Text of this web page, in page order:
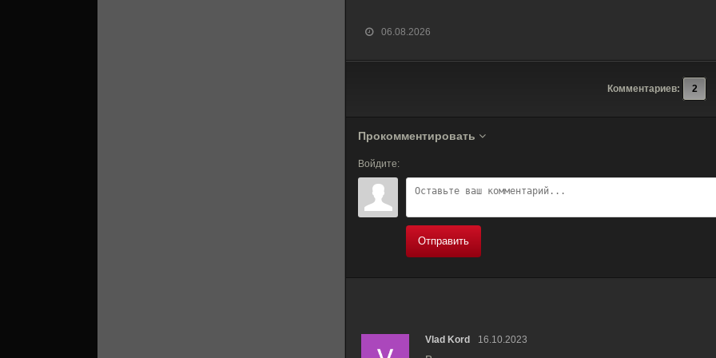
06.08.2026
Комментариев: 2
Прокомментировать
Войдите:
Отправить
Vlad Kord 16.10.2023